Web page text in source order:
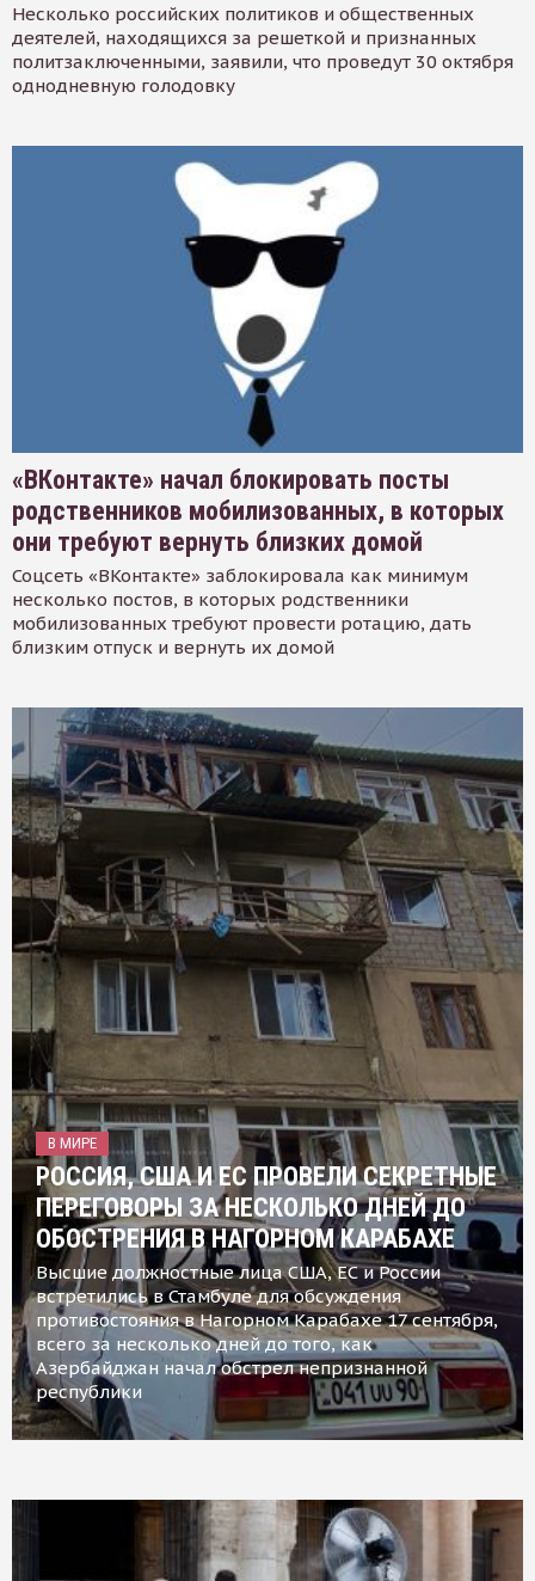
Несколько российских политиков и общественных
деятелей, находящихся за решеткой и признанных
политзаключенными, заявили, что проведут 30 октября
однодневную голодовку
«ВКонтакте» начал блокировать посты
родственников мобилизованных, в которых
они требуют вернуть близких домой
Соцсеть «ВКонтакте» заблокировала как минимум
несколько постов, в которых родственники
мобилизованных требуют провести ротацию, дать
близким отпуск и вернуть их домой
В МИРЕ
РОССИЯ, США И ЕС ПРОВЕЛИ СЕКРЕТНЫЕ
ПЕРЕГОВОРЫ ЗА НЕСКОЛЬКО ДНЕЙ ДО
ОБОСТРЕНИЯ В НАГОРНОМ КАРАБАХЕ
Высшие должностные лица США, ЕС и России
встретились в Стамбуле для обсуждения
противостояния в Нагорном Карабахе 17 сентября,
всего за несколько дней до того, как
Азербайджан начал обстрел непризнанной
республики